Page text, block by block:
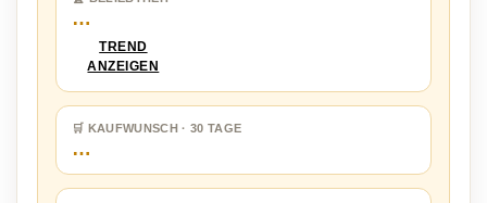
…
TREND
ANZEIGEN
🛒 KAUFWUNSCH · 30 TAGE
…